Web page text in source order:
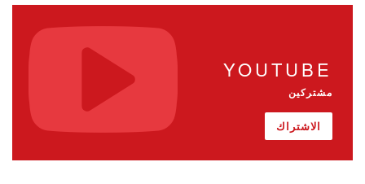
YOUTUBE
مشتركين
الاشتراك